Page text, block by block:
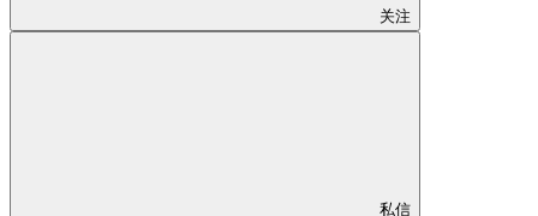
关注
私信